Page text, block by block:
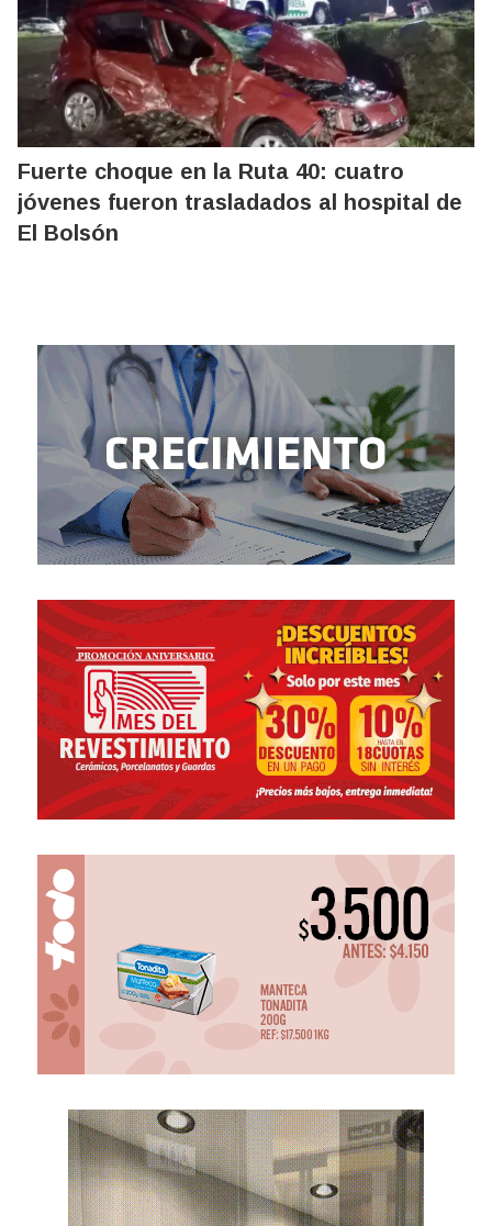
Fuerte choque en la Ruta 40: cuatro
jóvenes fueron trasladados al hospital de
El Bolsón